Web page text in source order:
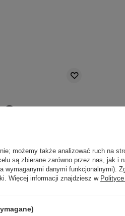
możemy także analizować ruch na
są zbierane zarówno przez nas, jak i
wymaganymi danymi funkcjonalnymi).
Więcej informacji znajdziesz w